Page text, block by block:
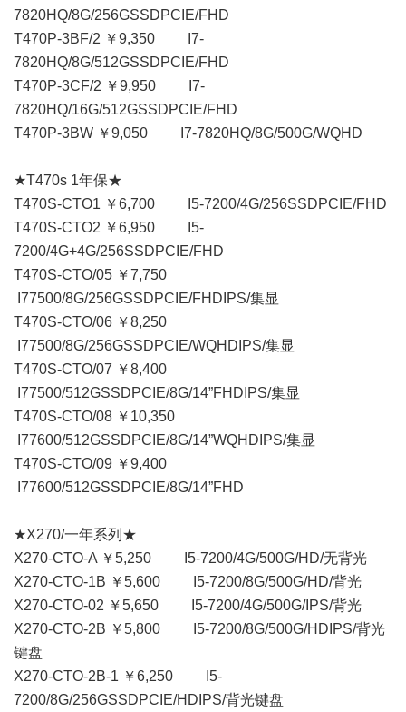
7820HQ/8G/256GSSDPCIE/FHD
T470P-3BF/2 ￥9,350 I7-
7820HQ/8G/512GSSDPCIE/FHD
T470P-3CF/2 ￥9,950 I7-
7820HQ/16G/512GSSDPCIE/FHD
T470P-3BW ￥9,050 I7-7820HQ/8G/500G/WQHD
★T470s 1年保★
T470S-CTO1 ￥6,700 I5-7200/4G/256SSDPCIE/FHD
T470S-CTO2 ￥6,950 I5-
7200/4G+4G/256SSDPCIE/FHD
T470S-CTO/05 ￥7,750
I77500/8G/256GSSDPCIE/FHDIPS/集显
T470S-CTO/06 ￥8,250
I77500/8G/256GSSDPCIE/WQHDIPS/集显
T470S-CTO/07 ￥8,400
I77500/512GSSDPCIE/8G/14”FHDIPS/集显
T470S-CTO/08 ￥10,350
I77600/512GSSDPCIE/8G/14”WQHDIPS/集显
T470S-CTO/09 ￥9,400
I77600/512GSSDPCIE/8G/14”FHD
★X270/一年系列★
X270-CTO-A ￥5,250 I5-7200/4G/500G/HD/无背光
X270-CTO-1B ￥5,600 I5-7200/8G/500G/HD/背光
X270-CTO-02 ￥5,650 I5-7200/4G/500G/IPS/背光
X270-CTO-2B ￥5,800 I5-7200/8G/500G/HDIPS/背光
键盘
X270-CTO-2B-1 ￥6,250 I5-
7200/8G/256GSSDPCIE/HDIPS/背光键盘